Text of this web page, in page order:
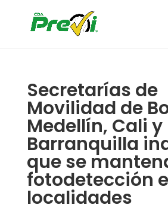
Secretarías de
Movilidad de
Medellín, Cali y
Barranquilla
que se
fotodetección
localidades